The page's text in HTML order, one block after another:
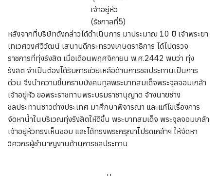
เจ้าอยู่หัว
(รัชกาลที่5)
หลังจากที่บริษัทดังกล่าวได้ดำเนินการ มาประมาณ 10 ปี เจ้าพระยา
เทเวศวงศ์วิวัฒน์ เสนาบดีกระทรวงเกษตราธิการ ได้ไปตรวจ
ราชการที่ทุ่งรังสิต เมื่อเดือนพฤศจิกายน พ.ศ.2442 พบว่า ทุ่ง
รังสิต จำเป็นต้องได้รับการช่วยเหลือด้านการชลประทานเป็นการ
ด่วน จึงนำความขึ้นกราบบังคมทูลพระบาทสมเด็จพระจุลจอมเกล้า
เจ้าอยู่หัว ขอพระราชทานพระบรมราชานุญาต จ้างนายช่าง
ชลประทานชาวต่างประเทศ มาศึกษาพิจารณา และแก้ไขเรื่องการ
จัดหาน้ำในบริเวณทุ่งรังสิตให้ดีขึ้น พระบาทสมเด็จ พระจุลจอมเกล้า
เจ้าอยู่หัวทรงเห็นชอบ และได้ทรงพระกรุณาโปรดเกล้าฯ ให้จัดหา
วิศวกรผู้ชำนาญงานด้านการชลประทาน